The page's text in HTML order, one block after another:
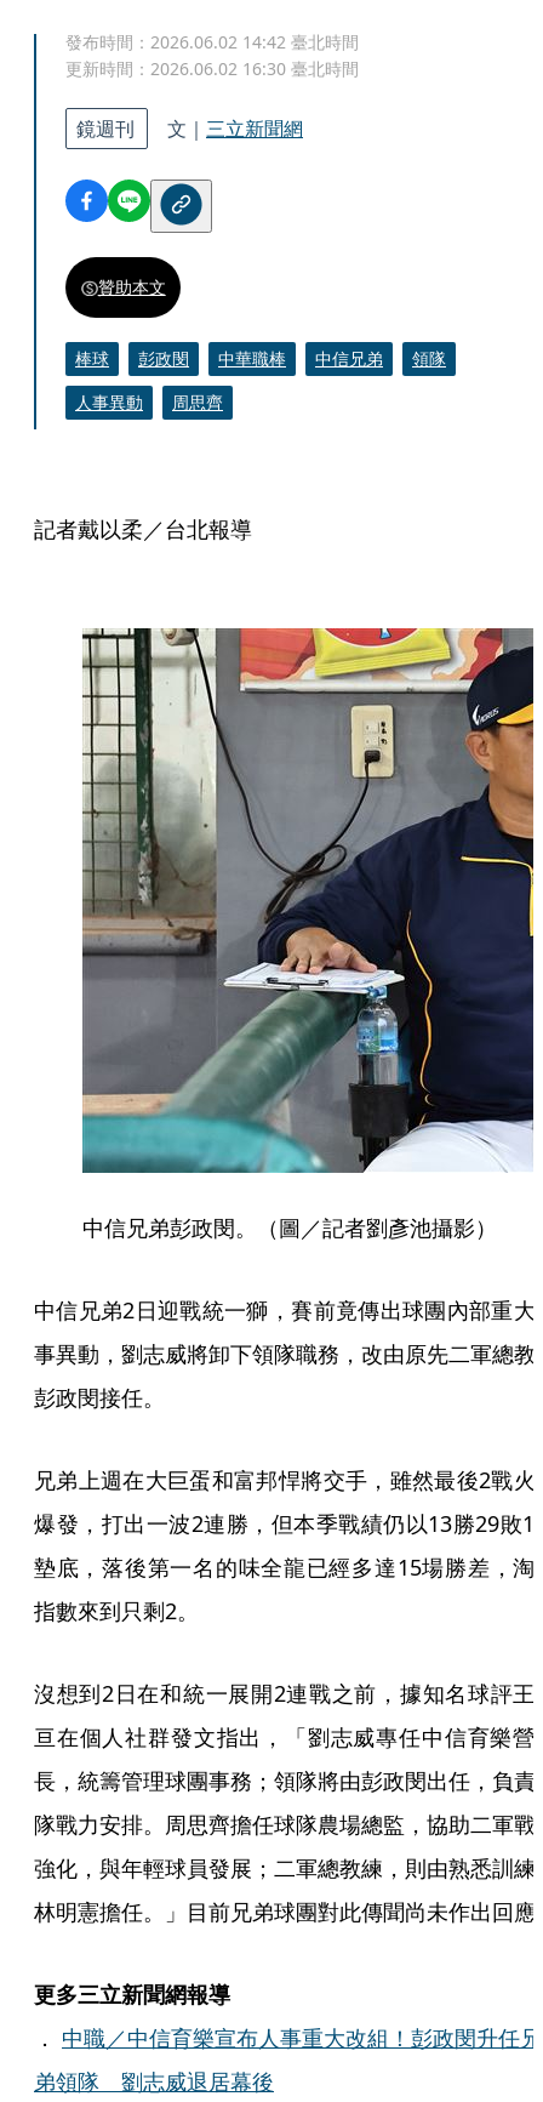
發布時間： 2026.06.02 14:42 臺北時間
更新時間： 2026.06.02 16:30 臺北時間
鏡週刊 文｜ 三立新聞網
贊助本文
棒球 彭政閔 中華職棒 中信兄弟
領隊
人事異動
周思齊
記者戴以柔／台北報導
中信兄弟彭政閔。（圖／記者劉彥池攝影）
中信兄弟2日迎戰統一獅，賽前竟傳出球團內部重大
事異動，劉志威將卸下領隊職務，改由原先二軍總教
彭政閔接任。
兄弟上週在大巨蛋和富邦悍將交手，雖然最後2戰火
爆發，打出一波2連勝，但本季戰績仍以13勝29敗1
墊底，落後第一名的味全龍已經多達15場勝差，淘
指數來到只剩2。
沒想到2日在和統一展開2連戰之前，據知名球評王
亘在個人社群發文指出，「劉志威專任中信育樂營
長，統籌管理球團事務；領隊將由彭政閔出任，負責
隊戰力安排。周思齊擔任球隊農場總監，協助二軍戰
強化，與年輕球員發展；二軍總教練，則由熟悉訓練
林明憲擔任。」目前兄弟球團對此傳聞尚未作出回應
更多三立新聞網報導
． 中職／中信育樂宣布人事重大改組！彭政閔升任兄
弟領隊 劉志威退居幕後